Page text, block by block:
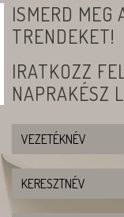
ISMERD MEG
TRENDEKET!
IRATKOZZ
NAPRAKÉSZ